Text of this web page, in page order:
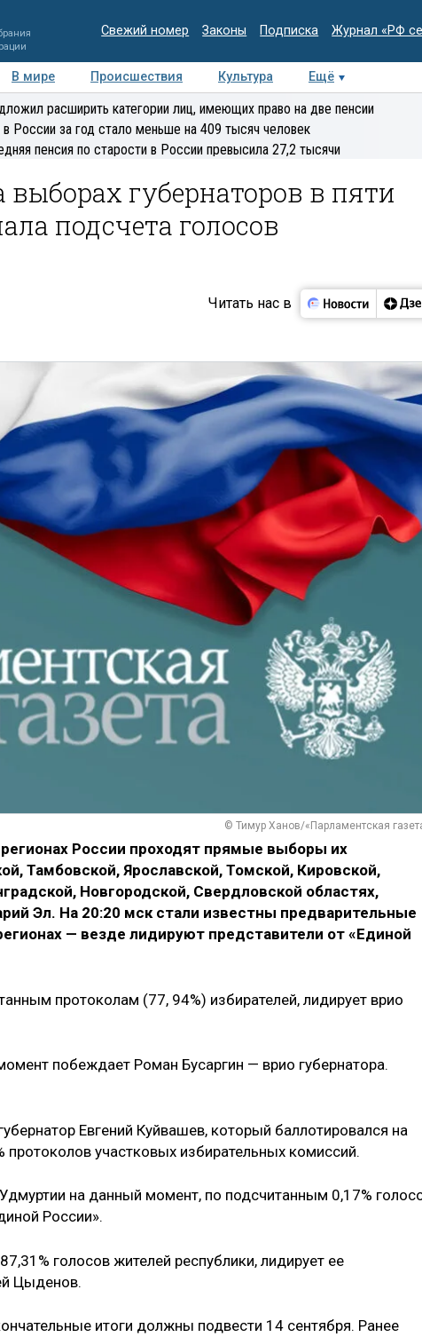
Свежий номер Законы Подписка Журнал «РФ
В мире Происшествия Культура
Ещё
Медиацентр Интервью Колумнисты
расширить категории лиц, имеющих право на две пенсии
России за год стало меньше на 409 тысяч человек
пенсия по старости в России превысила 27,2 тысячи
губернаторов в пяти
подсчета голосов
Читать нас в
© Тимур Ханов/«Парламентская
России проходят прямые выборы их
Тамбовской, Ярославской, Томской, Кировской,
Новгородской, Свердловской областях,
Эл. На 20:20 мск стали известны предварительные
— везде лидируют представители от «Единой
протоколам (77, 94%) избирателей, лидирует врио
побеждает Роман Бусаргин — врио губернатора.
Евгений Куйвашев, который баллотировался на
протоколов участковых избирательных комиссий.
на данный момент, по подсчитанным 0,17%
России».
голосов жителей республики, лидирует ее
Цыденов.
итоги должны подвести 14 сентября. Ранее